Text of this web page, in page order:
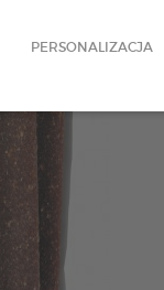
PERSONALIZACJA